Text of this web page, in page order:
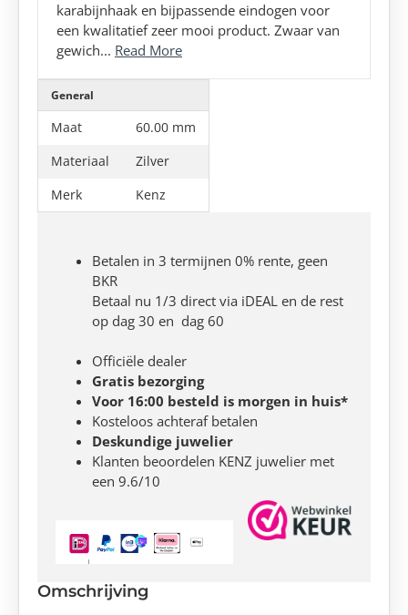
karabijnhaak en bijpassende eindogen voor
een kwalitatief zeer mooi product. Zwaar van
gewich... Read More
General
Maat
60.00 mm
Materiaal
Zilver
Merk
Kenz
Betalen in 3 termijnen 0% rente, geen
BKR
Betaal nu 1/3 direct via iDEAL en de rest
op dag 30 en dag 60
Officiële dealer
Gratis bezorging
Voor 16:00 besteld is morgen in huis*
Kosteloos achteraf betalen
Deskundige juwelier
Klanten beoordelen KENZ juwelier met
een 9.6/10
Omschrijving